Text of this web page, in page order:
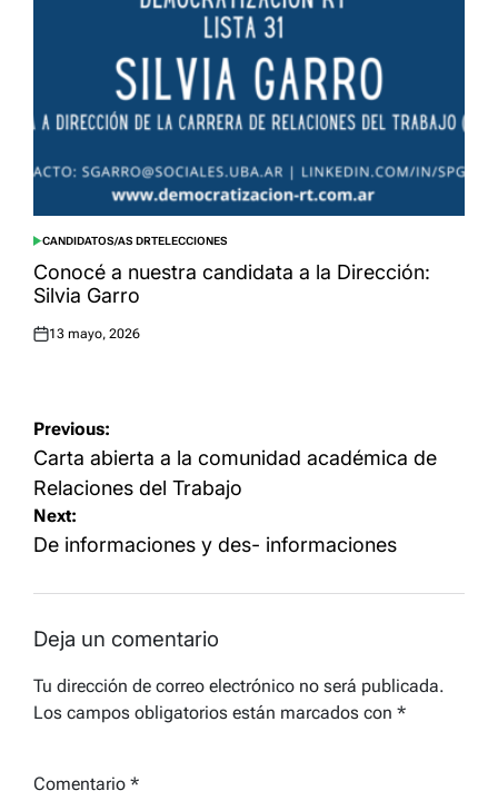
POSTED
IN
CANDIDATOS/AS DRTELECCIONES
Conocé a nuestra candidata a la Dirección:
Silvia Garro
Posted
13 mayo, 2026
Navegación
de
entradas
Previous:
Carta abierta a la comunidad académica de
Relaciones del Trabajo
Next:
De informaciones y des- informaciones
Deja un comentario
Tu dirección de correo electrónico no será publicada.
Los campos obligatorios están marcados con *
Comentario *